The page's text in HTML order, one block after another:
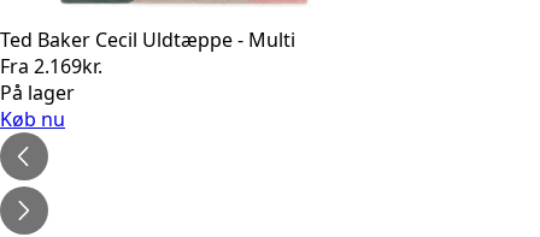
Ted Baker Cecil Uldtæppe - Multi
Fra 2.169kr.
På lager
Køb nu